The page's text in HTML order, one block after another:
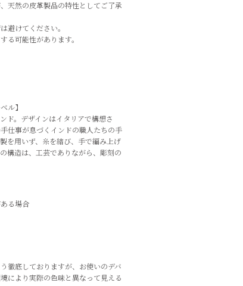
天然の皮革製品の特性としてご了承
避けてください。
る可能性があります。
ル】
ド。デザインはイタリアで構想さ
仕事が息づくインドの職人たちの手
を用いず、糸を結び、手で編み上げ
構造は、工芸でありながら、彫刻の
る場合
徹底しておりますが、お使いのデバ
により実際の色味と異なって見える